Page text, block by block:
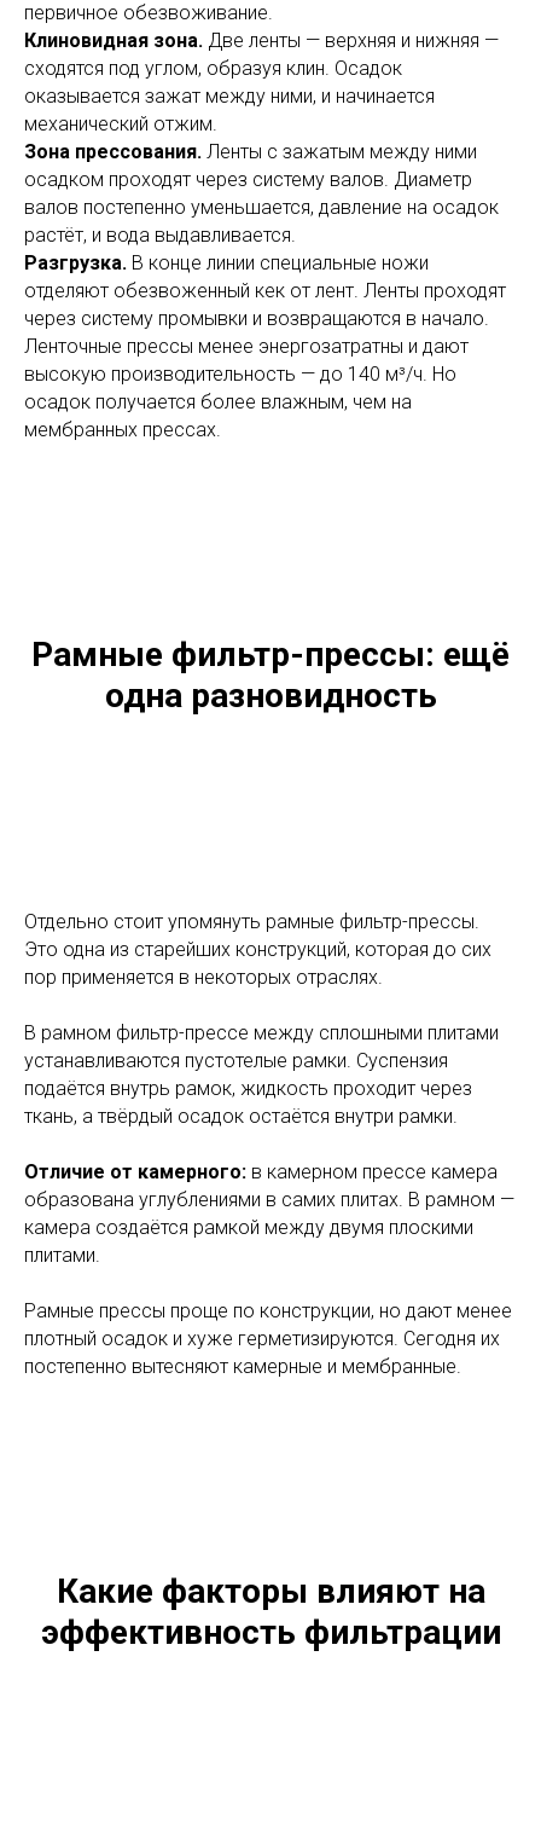
первичное обезвоживание.
Клиновидная зона. Две ленты — верхняя и нижняя —
сходятся под углом, образуя клин. Осадок
оказывается зажат между ними, и начинается
механический отжим.
Зона прессования. Ленты с зажатым между ними
осадком проходят через систему валов. Диаметр
валов постепенно уменьшается, давление на осадок
растёт, и вода выдавливается.
Разгрузка. В конце линии специальные ножи
отделяют обезвоженный кек от лент. Ленты проходят
через систему промывки и возвращаются в начало.
Ленточные прессы менее энергозатратны и дают
высокую производительность — до 140 м³/ч. Но
осадок получается более влажным, чем на
мембранных прессах.
Рамные фильтр-прессы: ещё
одна разновидность
Отдельно стоит упомянуть рамные фильтр-прессы.
Это одна из старейших конструкций, которая до сих
пор применяется в некоторых отраслях.
В рамном фильтр-прессе между сплошными плитами
устанавливаются пустотелые рамки. Суспензия
подаётся внутрь рамок, жидкость проходит через
ткань, а твёрдый осадок остаётся внутри рамки.
Отличие от камерного: в камерном прессе камера
образована углублениями в самих плитах. В рамном —
камера создаётся рамкой между двумя плоскими
плитами.
Рамные прессы проще по конструкции, но дают менее
плотный осадок и хуже герметизируются. Сегодня их
постепенно вытесняют камерные и мембранные.
Какие факторы влияют на
эффективность фильтрации